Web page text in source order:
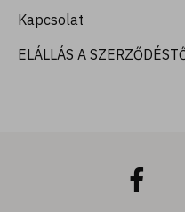
Kapcsolat
ELÁLLÁS A